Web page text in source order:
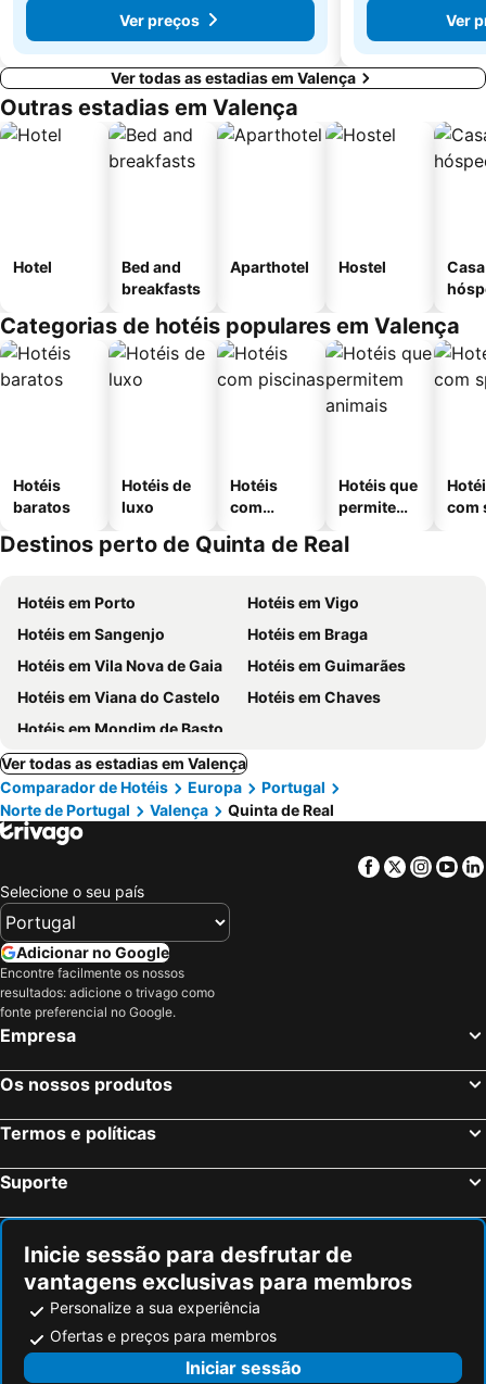
Ver preços
Ver
Ver todas as estadias em Valença
Outras estadias em Valença
Hotel
Bed and
breakfasts
Aparthotel Hostel
Categorias de hotéis populares em Valença
Hotéis
baratos
Hotéis de
luxo
Hotéis
com
Hotéis que
permitem
com
Destinos perto de Quinta de Real
Hotéis em Porto
Hotéis em Vigo
Hotéis em Sangenjo
Hotéis em Braga
Hotéis em Vila Nova de Gaia
Hotéis em Guimarães
Hotéis em Viana do Castelo
Hotéis em Chaves
Hotéis em Mondim de Basto
Ver todas as estadias em Valença
Comparador de Hotéis
Europa
Portugal
Norte de Portugal
Valença Quinta de Real
Facebook
Twitter
Selecione o seu país
Adicionar no Google
Encontre facilmente os nossos
resultados: adicione o trivago como
fonte preferencial no Google.
Empresa
Os nossos produtos
Termos e políticas
Suporte
Inicie sessão para desfrutar de
vantagens exclusivas para membros
Personalize a sua experiência
Ofertas e preços para membros
Iniciar sessão